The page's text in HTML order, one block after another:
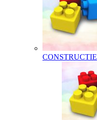
CONSTRUCTIE